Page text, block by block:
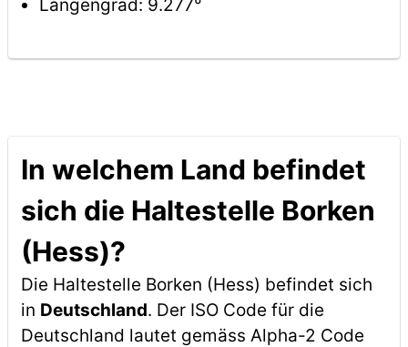
Längengrad: 9.277°
In welchem Land befindet
sich die Haltestelle Borken
(Hess)?
Die Haltestelle Borken (Hess) befindet sich
in Deutschland. Der ISO Code für die
Deutschland lautet gemäss Alpha-2 Code